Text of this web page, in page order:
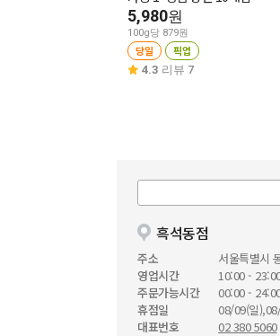
5,980원
100g당 879원
당일 픽업
4.3 리뷰 7
흑석동점
주소
서울특별시
영업시간
10:00 -
주문가능시간
00:00 -
휴점일
08/09(일
대표번호
02 380 5060